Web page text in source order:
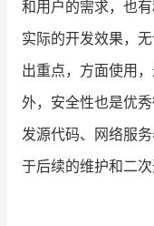
和用户的需求，也
实际的开发效果，
出重点，方面使用
外，安全性也是优
发源代码、网络服
于后续的维护和二次